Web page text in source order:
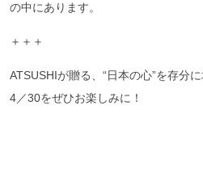
の中にあります。
＋＋＋
ATSUSHIが贈る、“日本の心”を存分
4／30をぜひお楽しみに！